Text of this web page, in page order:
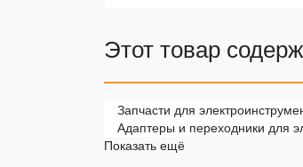
Этот товар
Запчасти для
Адаптеры и переходники для
Показать ещё